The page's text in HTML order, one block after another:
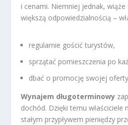
i cenami. Niemniej jednak,
większą odpowiedzialnością –
regularnie gościć turystów,
sprzątać pomieszczenia po
dbać o promocję swojej
Wynajem długoterminowy
dochód. Dzięki temu właściciele
stałym przypływem pieniędzy